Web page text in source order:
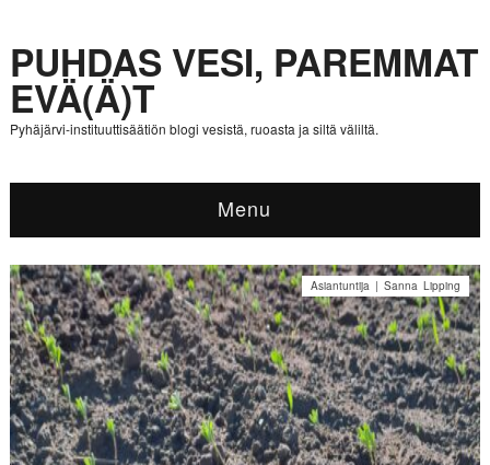
PUHDAS VESI, PAREMMAT
EVÄ(Ä)T
Pyhäjärvi-instituuttisäätiön blogi vesistä, ruoasta ja siltä väliltä.
Menu
Asiantuntija | Sanna Lipping